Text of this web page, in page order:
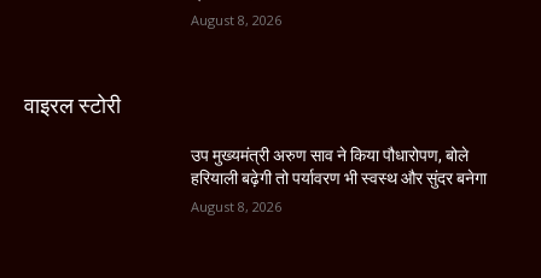
August 8, 2026
वाइरल स्टोरी
उप मुख्यमंत्री अरुण साव ने किया पौधारोपण, बोले
हरियाली बढ़ेगी तो पर्यावरण भी स्वस्थ और सुंदर बनेगा
August 8, 2026